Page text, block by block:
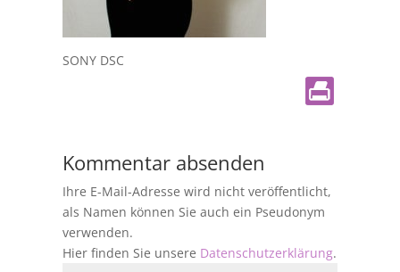
SONY DSC
Kommentar absenden
Ihre E-Mail-Adresse wird nicht veröffentlicht,
als Namen können Sie auch ein Pseudonym
verwenden.
Hier finden Sie unsere Datenschutzerklärung.